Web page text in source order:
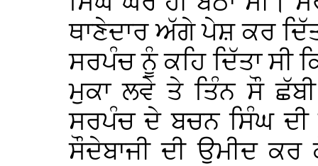
ਥਾਣੇਦਾਰ ਅੱਗੇ ਪੇਸ਼ ਕਰ
ਸਰਪੰਚ ਨੂੰ ਕਹਿ ਦਿੱਤਾ ਸੀ
ਮੁਕਾ ਲਵੇ ਤੇ ਤਿੰਨ ਸੌ
ਸਰਪੰਚ ਦੇ ਬਚਨ ਸਿੰਘ ਦੀ
ਸੌਦੇਬਾਜੀ ਦੀ ਉਮੀਦ ਕਰ